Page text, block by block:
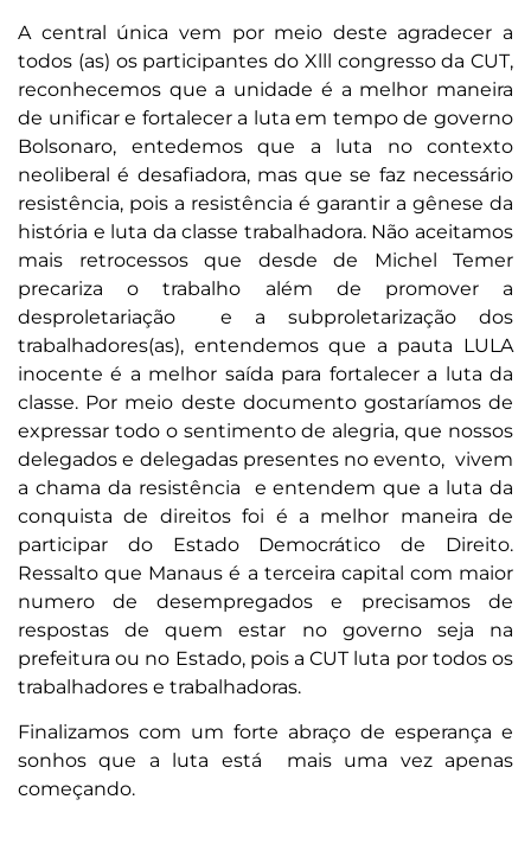
A central única vem por meio deste agradecer a
todos (as) os participantes do Xlll congresso da CUT,
reconhecemos que a unidade é a melhor maneira
de unificar e fortalecer a luta em tempo de governo
Bolsonaro, entedemos que a luta no contexto
neoliberal é desafiadora, mas que se faz necessário
resistência, pois a resistência é garantir a gênese da
história e luta da classe trabalhadora. Não aceitamos
mais retrocessos que desde de Michel Temer
precariza o trabalho além de promover a
desproletariação e a subproletarização dos
trabalhadores(as), entendemos que a pauta LULA
inocente é a melhor saída para fortalecer a luta da
classe. Por meio deste documento gostaríamos de
expressar todo o sentimento de alegria, que nossos
delegados e delegadas presentes no evento, vivem
a chama da resistência e entendem que a luta da
conquista de direitos foi é a melhor maneira de
participar do Estado Democrático de Direito.
Ressalto que Manaus é a terceira capital com maior
numero de desempregados e precisamos de
respostas de quem estar no governo seja na
prefeitura ou no Estado, pois a CUT luta por todos os
trabalhadores e trabalhadoras.
Finalizamos com um forte abraço de esperança e
sonhos que a luta está mais uma vez apenas
começando.